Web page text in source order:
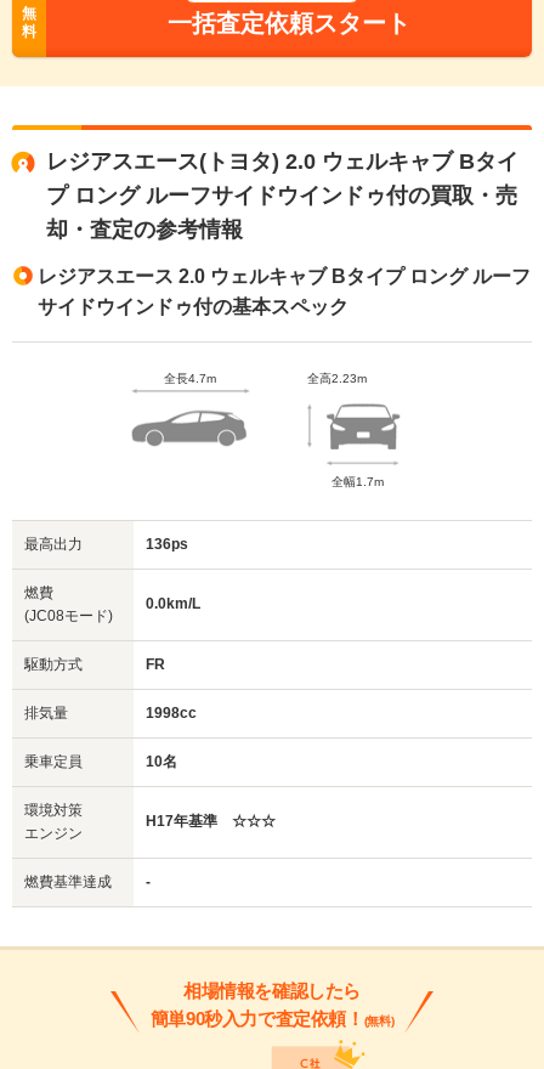
無
料
一括査定依頼スタート
レジアスエース(トヨタ) 2.0 ウェルキャブ Bタイ
プ ロング ルーフサイドウインドゥ付の買取・売
却・査定の参考情報
レジアスエース 2.0 ウェルキャブ Bタイプ ロング ルーフ
サイドウインドゥ付の基本スペック
全長4.7m 全高2.23m
全幅1.7m
最高出力 136ps
燃費
(JC08モード)
0.0km/L
駆動方式 FR
排気量 1998cc
乗車定員 10名
環境対策
エンジン
H17年基準 ☆☆☆
燃費基準達成 -
相場情報を確認したら
簡単90秒入力で査定依頼！ (無料)